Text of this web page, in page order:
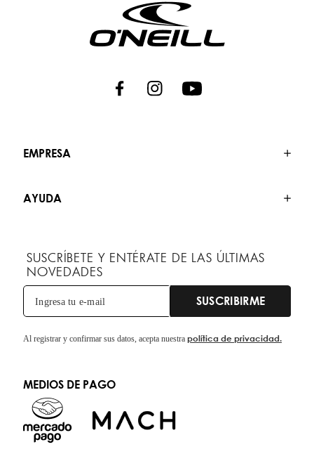
EMPRESA
AYUDA
SUSCRÍBETE Y ENTÉRATE DE LAS ÚLTIMAS
NOVEDADES
SUSCRIBIRME
Al registrar y confirmar sus datos, acepta nuestra política de privacidad.
MEDIOS DE PAGO